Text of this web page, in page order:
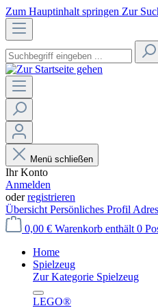
Zum Hauptinhalt springen Zur
Menü schließen
Ihr Konto
Anmelden
oderregistrieren
Übersicht Persönliches Profil
0,00 € Warenkorb enthält 0
Home
Spielzeug
Zur Kategorie Spielzeug
LEGO®